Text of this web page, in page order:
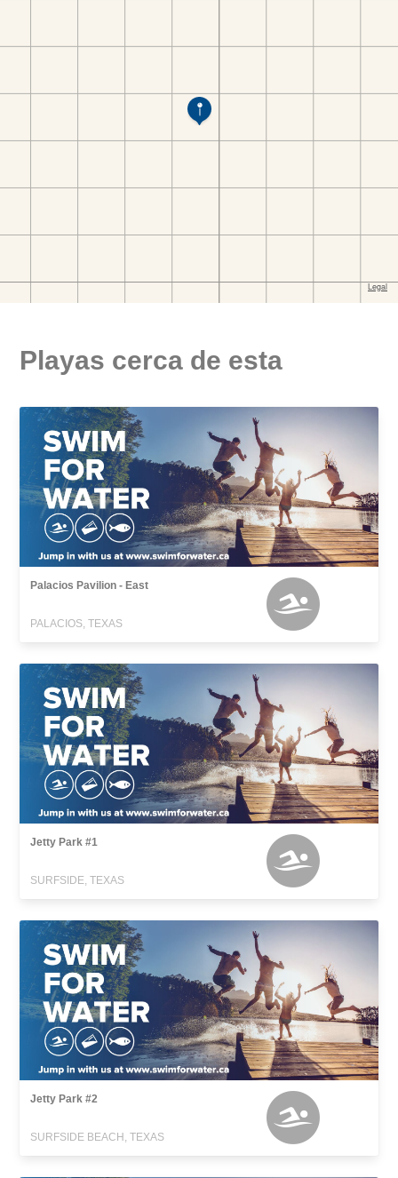
Playas cerca de esta
Palacios Pavilion - East
PALACIOS, TEXAS
Jetty Park #1
SURFSIDE, TEXAS
Jetty Park #2
SURFSIDE BEACH, TEXAS